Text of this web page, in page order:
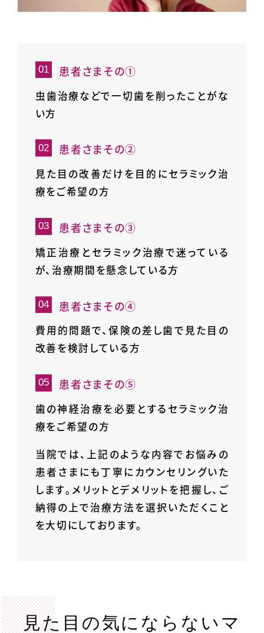
患者さまその①
虫歯治療などで一切歯を削ったことがな
い方
患者さまその②
見た目の改善だけを目的にセラミック治
療をご希望の方
患者さまその③
矯正治療とセラミック治療で迷っている
が、治療期間を懸念している方
患者さまその④
費用的問題で、保険の差し歯で見た目の
改善を検討している方
患者さまその⑤
歯の神経治療を必要とするセラミック治
療をご希望の方
当院では、上記のような内容でお悩みの
患者さまにも丁寧にカウンセリングいた
します。メリットとデメリットを把握し、ご
納得の上で治療方法を選択いただくこと
を大切にしております。
見た目の気にならないマ